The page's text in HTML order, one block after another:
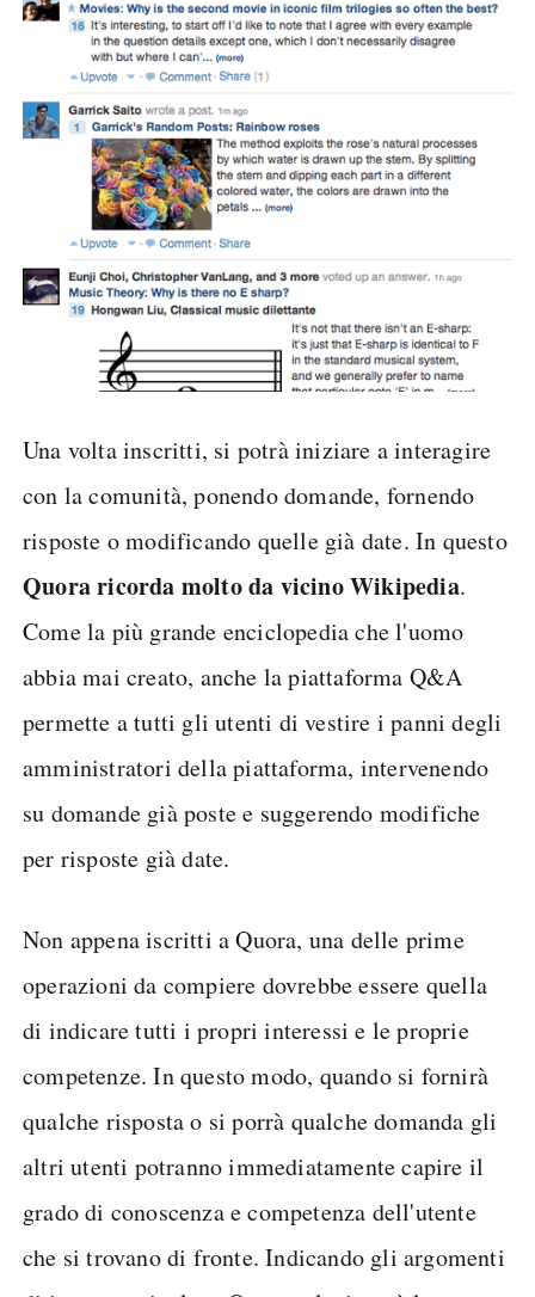
Una volta inscritti, si potrà iniziare a interagire
con la comunità, ponendo domande, fornendo
risposte o modificando quelle già date. In questo
Quora ricorda molto da vicino Wikipedia.
Come la più grande enciclopedia che l'uomo
abbia mai creato, anche la piattaforma Q&A
permette a tutti gli utenti di vestire i panni degli
amministratori della piattaforma, intervenendo
su domande già poste e suggerendo modifiche
per risposte già date.
Non appena iscritti a Quora, una delle prime
operazioni da compiere dovrebbe essere quella
di indicare tutti i propri interessi e le proprie
competenze. In questo modo, quando si fornirà
qualche risposta o si porrà qualche domanda gli
altri utenti potranno immediatamente capire il
grado di conoscenza e competenza dell'utente
che si trovano di fronte. Indicando gli argomenti